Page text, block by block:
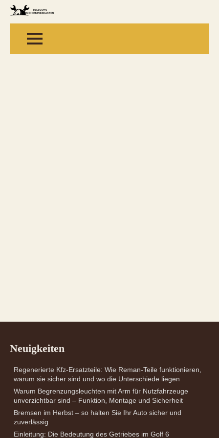
Neuigkeiten
Regenerierte Kfz-Ersatzteile: Wie Reman-Teile funktionieren,
warum sie sicher sind und wo die Unterschiede liegen
Warum Begrenzungsleuchten mit Arm für Nutzfahrzeuge
unverzichtbar sind – Funktion, Montage und Sicherheit
Bremsen im Herbst – so halten Sie Ihr Auto sicher und
zuverlässig
Einleitung: Die Bedeutung des Getriebes im Golf 6